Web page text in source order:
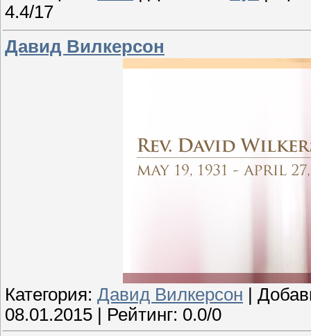
4.4/17
Давид Вилкерсон
Категория: Давид Вилкерсон |
08.01.2015 | Рейтинг: 0.0/0